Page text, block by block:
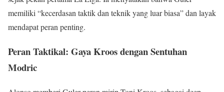
memiliki “kecerdasan taktik dan teknik yang luar biasa” dan layak
mendapat peran penting.
Peran Taktikal: Gaya Kroos dengan Sentuhan
Modric